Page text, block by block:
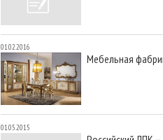
01.02.2016
Мебельная
01.05.2015